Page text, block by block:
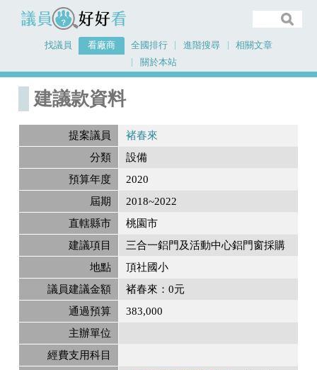
議員好好看
找議員 看廠商 全國排行 進階搜尋
相關文章
關於本站
首頁
建議款資料
提案議員
褚春來
分類
設備
預算年度
2020
屆期
2018~2022
直轄縣市
桃園市
建議項目
三合一鋁門及活動中心鋁門窗採購
地點
頂社國小
議員建議金額
褚春來：0元
通過預算
383,000
主辦單位
經費支用科目